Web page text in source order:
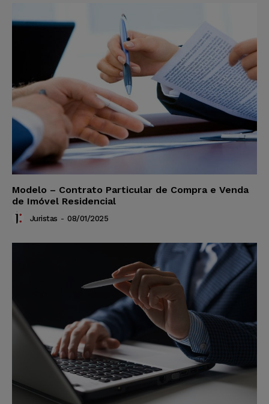
Modelo – Contrato Particular de Compra e Venda
de Imóvel Residencial
Juristas - 08/01/2025